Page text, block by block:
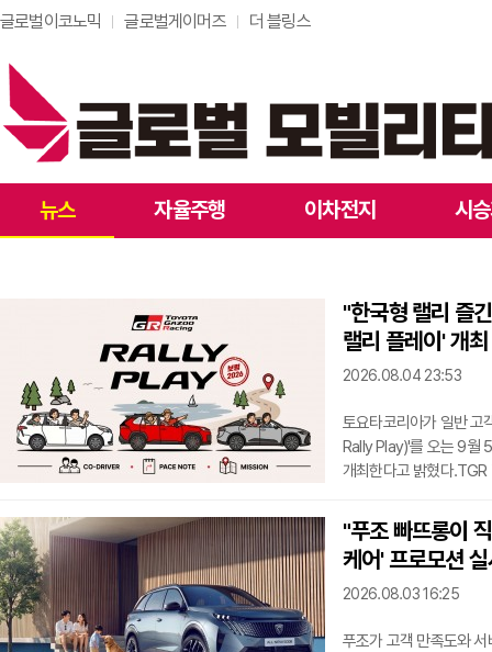
글로벌이코노믹 글로벌게이머즈 더 블링스
뉴스 자율주행 이차전지 시
"한국형 랠리 즐
랠리 플레이' 개최
2026.08.04 23:53
토요타코리아가 일반 고
Rally Play)'를 오는 9월
개최한다고 밝혔다
기획한 프로그램이다.
준수하며 다양한 미션
참여형 '한국형 랠리'다.
보다 많은 고객들이 즐길
"푸조 빠뜨롱이
케어' 프로모션
2026.08.03 16:25
푸조가 고객 만족도와